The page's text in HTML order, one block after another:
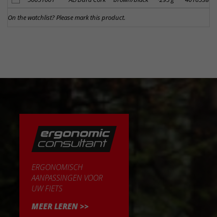
On the watchlist? Please mark this product.
ERGONOMISCH
AANPASSINGEN VOOR
UW FIETS
MEER LEREN >>